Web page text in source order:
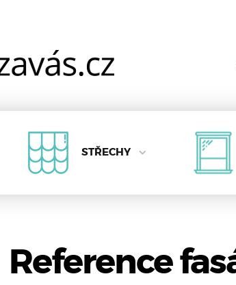
STŘECHY
Reference